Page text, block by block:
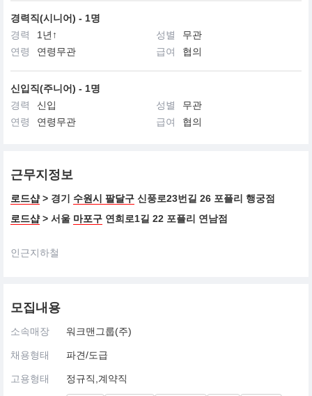
경력직(시니어) - 1명
경력
1년↑ 성별
무관
연령
연령무관 급여 협의
신입직(주니어) - 1명
경력
신입 성별
무관
연령
연령무관 급여 협의
근무지정보
로드샵> 경기 수원시 팔달구 신풍로23번길 26 포플리 행궁점
로드샵> 서울 마포구 연희로1길 22 포플리 연남점
인근지하철
모집내용
소속매장 워크맨그룹(주)
채용형태 파견/도급
고용형태 정규직,계약직